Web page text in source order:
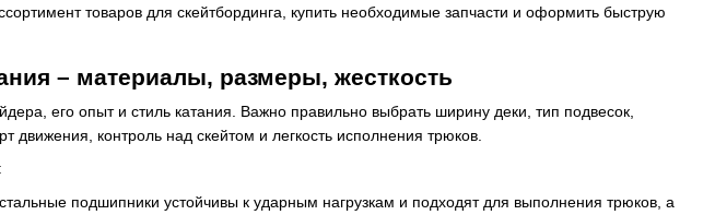
товаров для скейтбординга, купить необходимые запчасти и оформить быструю
– материалы, размеры, жесткость
его опыт и стиль катания. Важно правильно выбрать ширину деки, тип подвесок,
движения, контроль над скейтом и легкость исполнения трюков.
:
подшипники устойчивы к ударным нагрузкам и подходят для выполнения трюков, а